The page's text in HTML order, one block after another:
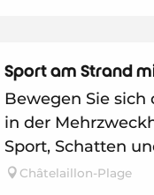
Sport am Strand
Bewegen Sie
in der
Sport, Schatten
Châtelaillon-Plage